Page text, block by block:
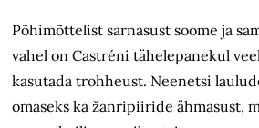
Põhimõttelist sarnasust soome ja
vahel on Castréni tähelepanekul
kasutada trohheust. Neenetsi
omaseks ka žanripiiride ähmasust,